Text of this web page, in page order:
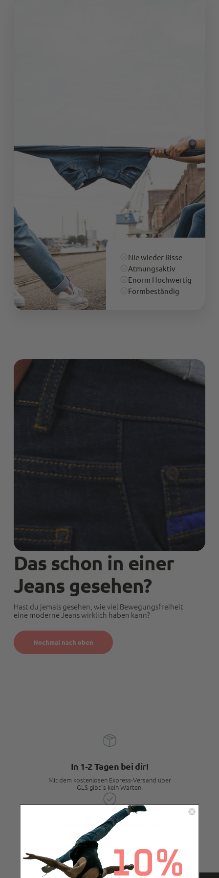
Nie wieder Risse
Atmungsaktiv
Enorm Hochwertig
Formbeständig
Das schon in einer
Jeans gesehen?
Hast du jemals gesehen, wie viel Bewegungsfreiheit
eine moderne Jeans wirklich haben kann?
Nochmal nach oben
In 1-2 Tagen bei dir!
Mit dem kostenlosen Express-Versand über
GLS gibt´s kein Warten.
Kostenlose Rücksendungen
Mach dir kein Stress, wenn du mal die falsche
Größe bestellst.
4,9Rating 933Bewertungen
Verifizierter Kunde
Die Hosen sind super! Der Onlineauftritt ist
mittelmäßig bis bescheiden: unübersichtlich
gestaltete Website, zudem wurde mir eine Hose